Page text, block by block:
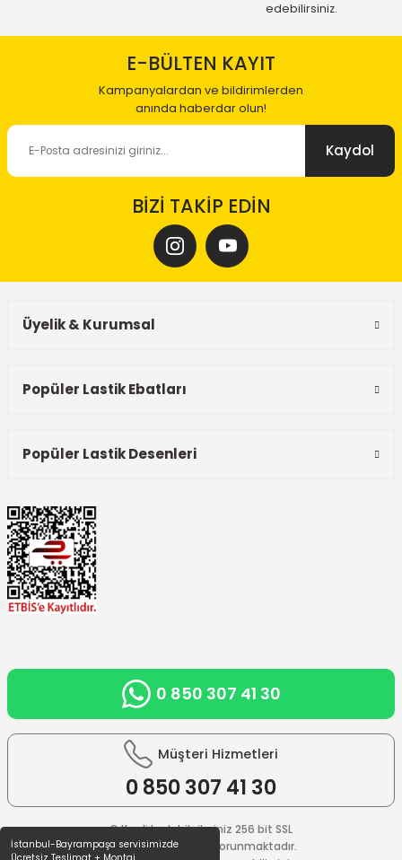
İstanbul-Bayrampaşa servisimizde
edebilirsiniz.
E-BÜLTEN KAYIT
Kampanyalardan ve bildirimlerden
anında haberdar olun!
Kaydol
BİZİ TAKİP EDİN
Üyelik & Kurumsal
Popüler Lastik Ebatları
Popüler Lastik Desenleri
0 850 307 41 30
Müşteri Hizmetleri
0 850307 41 30
© Kredi kartı bilgileriniz 256 bit SSL
güvenlik sistemi ile korunmaktadır.